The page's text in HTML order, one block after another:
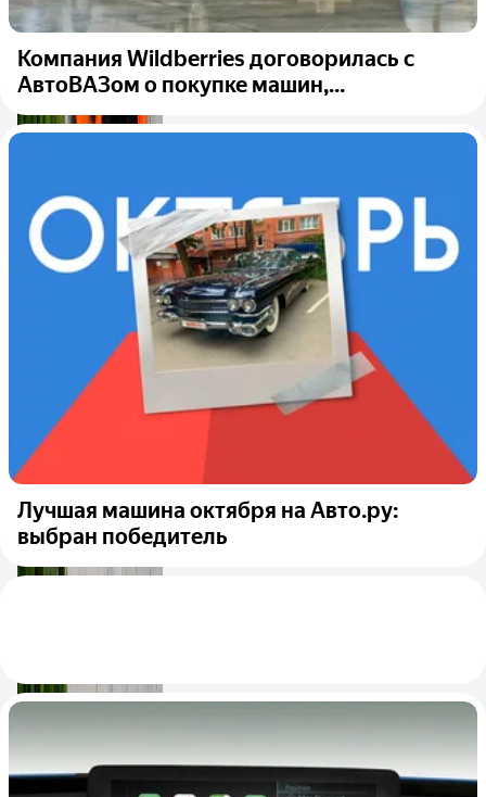
Компания Wildberries договорилась с
АвтоВАЗом о покупке машин,...
Лучшая машина октября на Авто.ру:
выбран победитель